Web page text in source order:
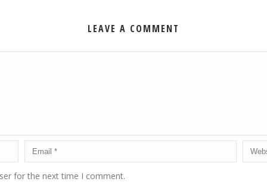
LEAVE A COMMENT
for the next time I comment.